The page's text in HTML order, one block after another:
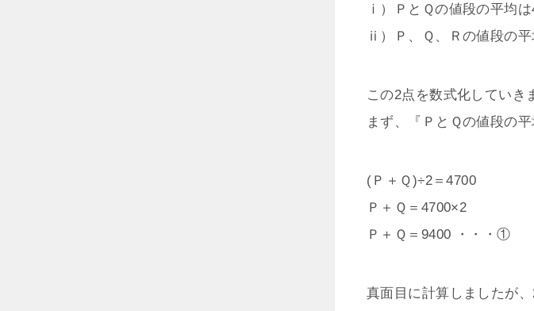
ⅰ）ＰとＱの値段の平均は
ⅱ）Ｐ、Ｑ、Ｒの値段の平
この2点を数式化していき
まず、『ＰとＱの値段の
(Ｐ＋Ｑ)÷2＝4700
Ｐ＋Ｑ＝4700×2
Ｐ＋Ｑ＝9400 ・・・①
真面目に計算しましたが